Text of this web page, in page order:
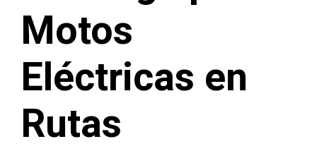
Motos
Eléctricas en
Rutas